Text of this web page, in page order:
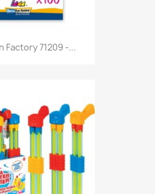
Anteprima
Factory 71209 -...